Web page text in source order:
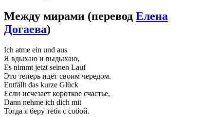
Между мирами (перевод Елена
Догаева)
Ich atme ein und aus
Я вдыхаю и выдыхаю,
Es nimmt jetzt seinen Lauf
Это теперь идёт своим чередом.
Entfällt das kurze Glück
Если исчезает короткое счастье,
Dann nehme ich dich mit
Тогда я беру тебя с собой.